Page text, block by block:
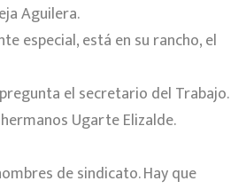
Aguilera.
especial, está en su rancho, el
el secretario del Trabajo.
Ugarte Elizalde.
de sindicato. Hay que